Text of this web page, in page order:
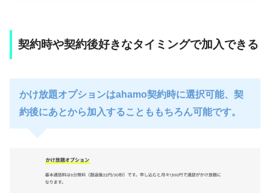
契約時や契約後好きなタイミングで加入できる
かけ放題オプションはahamo契約時に選択可能、契
約後にあとから加入することももちろん可能です。